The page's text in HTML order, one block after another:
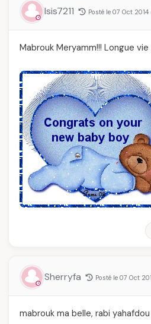
Isis7211 Posté le 07 Oct 2014
Mabrouk Meryamm!!! Longue vie
Sherryfa Posté le 07 Oct
mabrouk ma belle, rabi